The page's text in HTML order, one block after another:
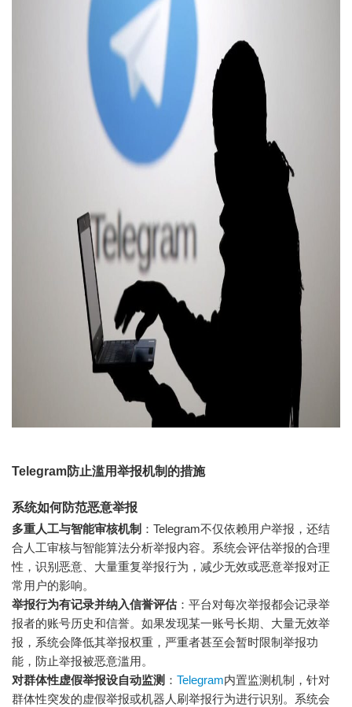
Telegram防止滥用举报机制的措施
系统如何防范恶意举报
多重人工与智能审核机制 ：Telegram不仅依赖用户举报，还结
合人工审核与智能算法分析举报内容。系统会评估举报的合理
性，识别恶意、大量重复举报行为，减少无效或恶意举报对正
常用户的影响。
举报行为有记录并纳入信誉评估：平台对每次举报都会记录举
报者的账号历史和信誉。如果发现某一账号长期、大量无效举
报，系统会降低其举报权重，严重者甚至会暂时限制举报功
能，防止举报被恶意滥用。
对群体性虚假举报设自动监测 ： Telegram内置监测机制，针对
群体性突发的虚假举报或机器人刷举报行为进行识别。系统会